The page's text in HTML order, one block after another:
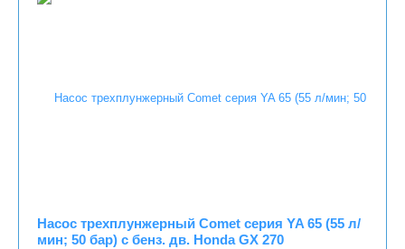
Насос трехплунжерный Comet серия YA 65 (55 л/
мин; 50 бар) c бенз. дв. Honda GX 270